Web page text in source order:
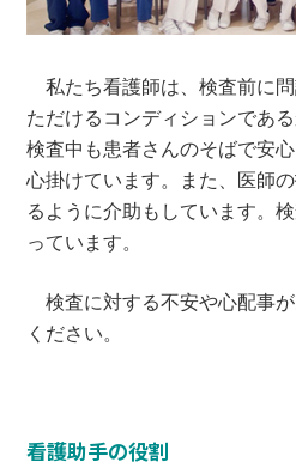
私たち看護師は、検査前に
ただけるコンディションであ
検査中も患者さんのそばで安
心掛けています。また、医師
るように介助もしています。
っています。
検査に対する不安や心配事
ください。
看護助手の役割